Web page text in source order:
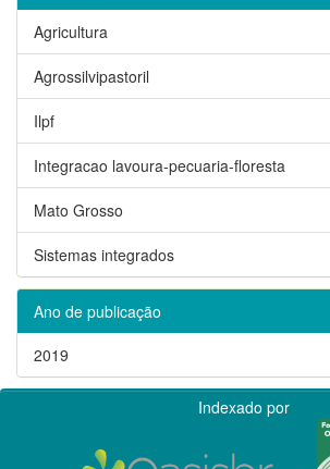
Agricultura
Agrossilvipastoril
Ilpf
Integracao lavoura-pecuaria-floresta
Mato Grosso
Sistemas integrados
Ano de publicação
2019
Indexado por